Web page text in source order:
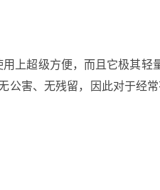
上超级方便，而且它极其轻
公害、无残留，因此对于经